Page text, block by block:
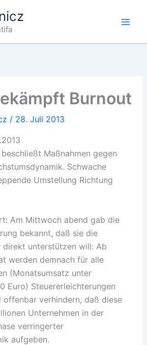
Burnout
/ 28. Juli 2013
Maßnahmen gegen
Schwache
Umstellung Richtung
Am Mittwoch abend gab die
bekannt, daß sie die
unterstützen will: Ab
werden demnach für alle
(Monatsumsatz unter
Euro) Steuererleichterungen
offenbar verhindern, daß diese
Unternehmen in der
verringerter
aufgeben.